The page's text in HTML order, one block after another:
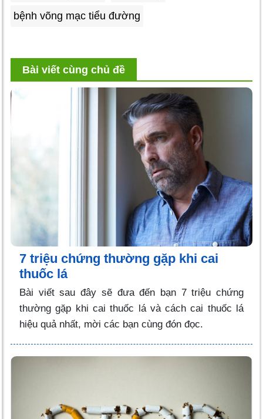
bệnh võng mạc tiểu đường
Bài viết cùng chủ đề
7 triệu chứng thường gặp khi cai
thuốc lá
Bài viết sau đây sẽ đưa đến bạn 7 triệu chứng
thường gặp khi cai thuốc lá và cách cai thuốc lá
hiệu quả nhất, mời các bạn cùng đón đọc.